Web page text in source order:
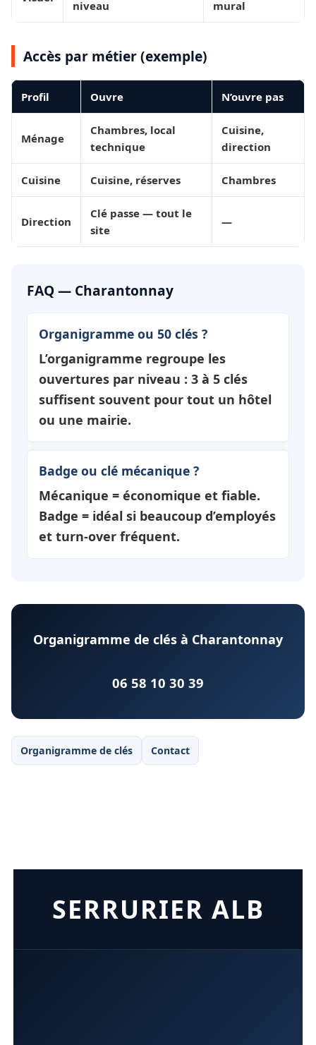
niveau mural
Accès par métier (exemple)
Profil Ouvre N’ouvre pas
Ménage
Chambres, local
technique
Cuisine,
direction
Cuisine Cuisine, réserves Chambres
Direction
Clé passe — tout le
site
—
FAQ — Charantonnay
Organigramme ou 50 clés ?
L’organigramme regroupe les
ouvertures par niveau : 3 à 5 clés
suffisent souvent pour tout un hôtel
ou une mairie.
Badge ou clé mécanique ?
Mécanique = économique et fiable.
Badge = idéal si beaucoup d’employés
et turn-over fréquent.
Organigramme de clés à Charantonnay
06 58 10 30 39
Organigramme de clés Contact
SERRURIER ALB